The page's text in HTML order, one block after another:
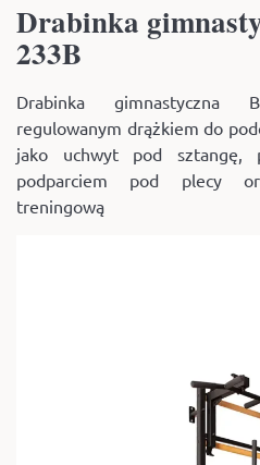
Drabinka
233B
Drabinka gimnastyczna
regulowanym drążkiem do
jako uchwyt pod sztangę,
podparciem pod plecy
treningową